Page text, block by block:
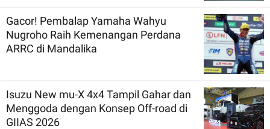
Gacor! Pembalap Yamaha Wahyu
Nugroho Raih Kemenangan Perdana
ARRC di Mandalika
Isuzu New mu-X 4x4 Tampil Gahar dan
Menggoda dengan Konsep Off-road di
GIIAS 2026